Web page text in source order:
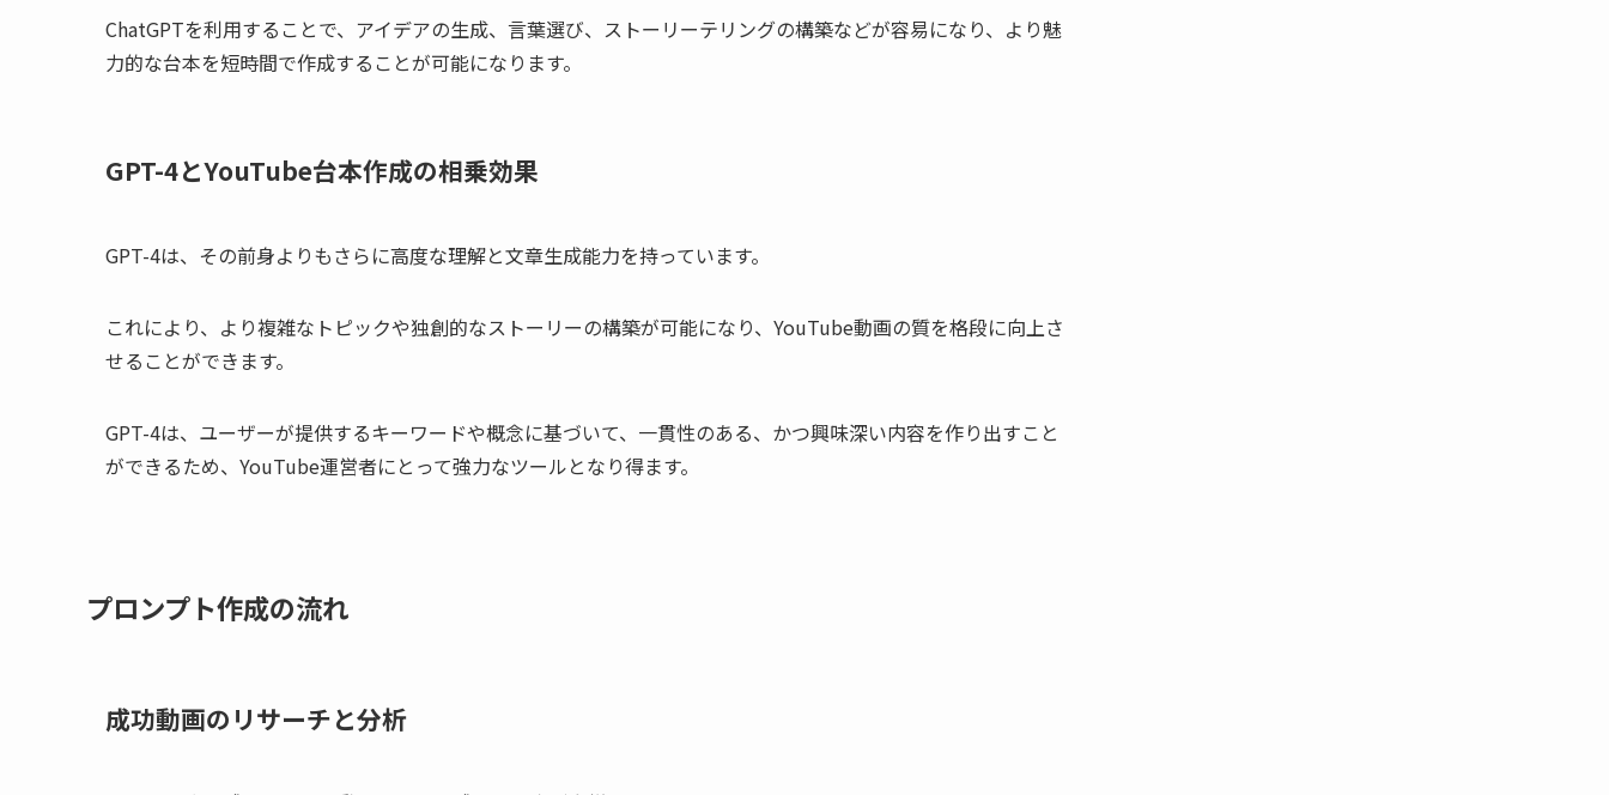
ChatGPTを利用することで、アイデアの生成、言葉選び、ストーリーテリングの構築などが容易になり、より魅
力的な台本を短時間で作成することが可能になります。
GPT-4とYouTube台本作成の相乗効果
GPT-4は、その前身よりもさらに高度な理解と文章生成能力を持っています。
これにより、より複雑なトピックや独創的なストーリーの構築が可能になり、YouTube動画の質を格段に向上さ
せることができます。
GPT-4は、ユーザーが提供するキーワードや概念に基づいて、一貫性のある、かつ興味深い内容を作り出すこと
ができるため、YouTube運営者にとって強力なツールとなり得ます。
プロンプト作成の流れ
成功動画のリサーチと分析